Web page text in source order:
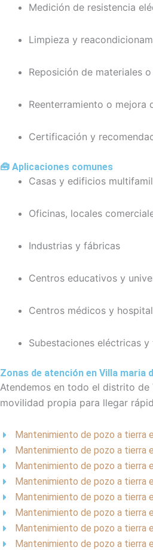
Medición de resistencia
Limpieza y
Reposición de materiales
Reenterramiento o mejora
Certificación y
🧰 Aplicaciones comunes
Casas y edificios
Oficinas, locales
Industrias y fábricas
Centros educativos y
Centros médicos y
Subestaciones eléctricas
Zonas de atención en Villa maria
Atendemos en todo el distrito de
movilidad propia para llegar
Mantenimiento de pozo a tierra
Mantenimiento de pozo a tierra
Mantenimiento de pozo a tierra
Mantenimiento de pozo a tierra
Mantenimiento de pozo a tierra
Mantenimiento de pozo a tierra
Mantenimiento de pozo a tierra
Mantenimiento de pozo a tierra